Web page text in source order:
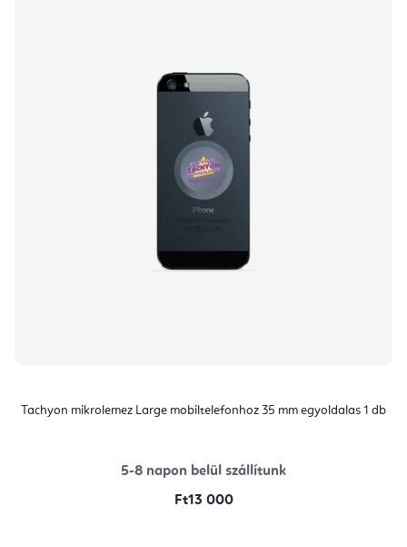
Tachyon mikrolemez Large mobiltelefonhoz 35 mm egyoldalas 1 db
5-8 napon belül szállítunk
Ft13 000